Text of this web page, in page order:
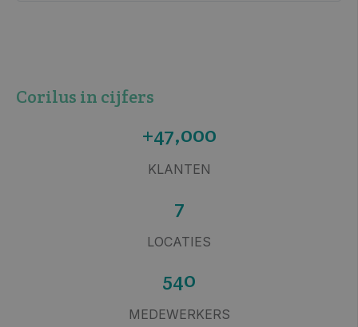
Corilus in cijfers
+47,000
KLANTEN
7
LOCATIES
540
MEDEWERKERS